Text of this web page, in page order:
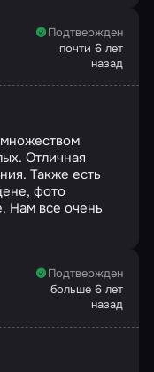
Подтвержден
почти 6 лет
назад
Отличная
Также есть
фото
Нам все очень
Подтвержден
больше 6 лет
назад